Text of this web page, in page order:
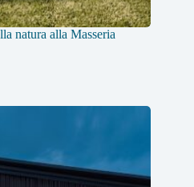
natura alla Masseria